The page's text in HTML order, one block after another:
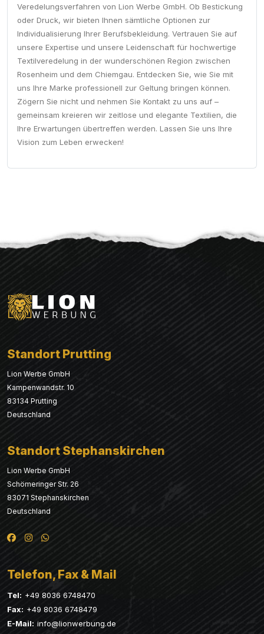
Veredelungsverfahren von Lion Werbe GmbH. Ob Bestickung
oder Druck, wir bieten Ihnen sämtliche Optionen zur
Individualisierung Ihrer Berufsbekleidung. Vertrauen Sie auf
unsere Expertise und unsere Leidenschaft für hochwertige
Textilveredelung in der wunderschönen Region zwischen
Rosenheim und dem Chiemgau. Entdecken Sie, wie Sie mit
uns Ihre Marke professionell zur Geltung bringen können.
Zögern Sie nicht und nehmen Sie Kontakt zu uns auf –
gemeinsam kreieren wir zeitlose und elegante Textilien, die
Ihre Erwartungen übertreffen werden. Lassen Sie uns Ihre
Vision zum Leben erwecken!
Standort Prutting
Lion Werbe GmbH
Kampenwandstr. 10
83134 Prutting
Deutschland
Standort Stephanskirchen
Lion Werbe GmbH
Schömeringer Str. 26
83071 Stephanskirchen
Deutschland
Telefon, Fax & Mail
Tel: +49 8036 6748470
Fax: +49 8036 6748479
E-Mail: info@lionwerbung.de